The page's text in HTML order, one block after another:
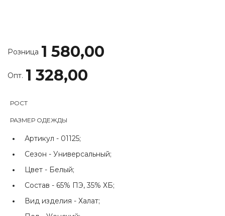
Розница 1 580,00
Опт. 1 328,00
РОСТ
РАЗМЕР ОДЕЖДЫ
Артикул - 01125;
Сезон - Универсальный;
Цвет - Белый;
Состав - 65% ПЭ, 35% ХБ;
Вид изделия - Халат;